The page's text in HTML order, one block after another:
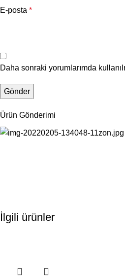
E-posta *
Daha sonraki yorumlarımda
Ürün Gönderimi
İlgili ürünler